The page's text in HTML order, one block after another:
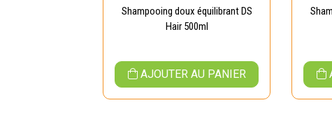
Shampooing doux équilibrant DS
Hair 500ml
AJOUTER AU PANIER